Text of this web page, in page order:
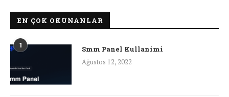
EN ÇOK OKUNANLAR
1
Smm Panel Kullanimi
Ağustos 12, 2022